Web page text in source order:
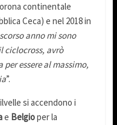
continentale
Ceca) e nel 2018 in
anno mi sono
ciclocross, avrò
essere al massimo,
”.
si accendono i
e Belgioper la